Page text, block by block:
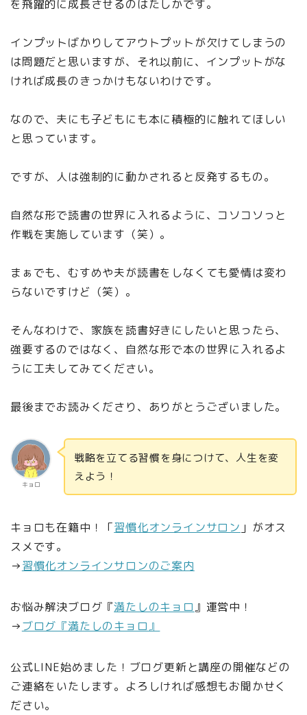
を飛躍的に成長させるのはたしかです。
インプットばかりしてアウトプットが欠けてしまうの
は問題だと思いますが、それ以前に、インプットがな
ければ成長のきっかけもないわけです。
なので、夫にも子どもにも本に積極的に触れてほしい
と思っています。
ですが、人は強制的に動かされると反発するもの。
自然な形で読書の世界に入れるように、コソコソっと
作戦を実施しています（笑）。
まぁでも、むすめや夫が読書をしなくても愛情は変わ
らないですけど（笑）。
そんなわけで、家族を読書好きにしたいと思ったら、
強要するのではなく、自然な形で本の世界に入れるよ
うに工夫してみてください。
最後までお読みくださり、ありがとうございました。
キョロ
戦略を立てる習慣を身につけて、人生を変
えよう！
キョロも在籍中！「習慣化オンラインサロン 」がオス
スメです。
→習慣化オンラインサロンのご案内
お悩み解決ブログ『満たしのキョロ』運営中！
→ブログ『満たしのキョロ』
公式LINE始めました！ブログ更新と講座の開催などの
ご連絡をいたします。よろしければ感想もお聞かせく
ださい。